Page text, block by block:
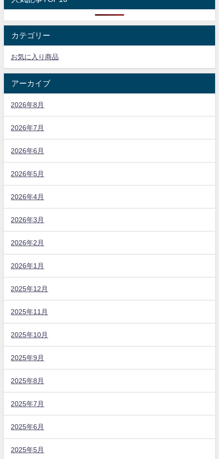
カテゴリー
お気に入り商品
アーカイブ
2026年8月
2026年7月
2026年6月
2026年5月
2026年4月
2026年3月
2026年2月
2026年1月
2025年12月
2025年11月
2025年10月
2025年9月
2025年8月
2025年7月
2025年6月
2025年5月